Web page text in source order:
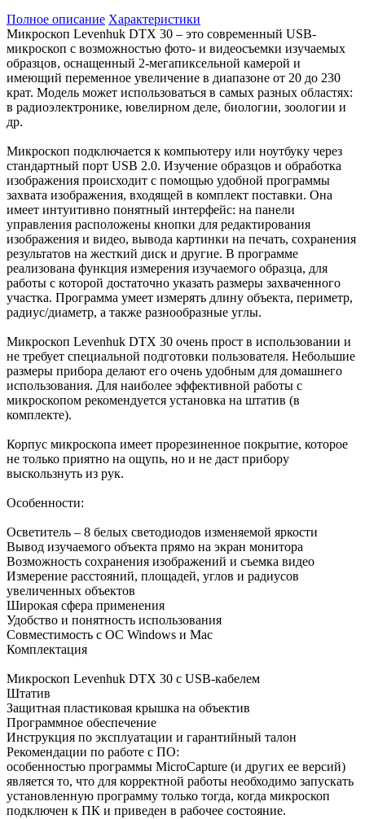
Полное описание Характеристики
Микроскоп Levenhuk DTX 30 – это современный USB-
микроскоп с возможностью фото- и видеосъемки изучаемых
образцов, оснащенный 2-мегапиксельной камерой и
имеющий переменное увеличение в диапазоне от 20 до 230
крат. Модель может использоваться в самых разных областях:
в радиоэлектронике, ювелирном деле, биологии, зоологии и
др.
Микроскоп подключается к компьютеру или ноутбуку через
стандартный порт USB 2.0. Изучение образцов и обработка
изображения происходит с помощью удобной программы
захвата изображения, входящей в комплект поставки. Она
имеет интуитивно понятный интерфейс: на панели
управления расположены кнопки для редактирования
изображения и видео, вывода картинки на печать, сохранения
результатов на жесткий диск и другие. В программе
реализована функция измерения изучаемого образца, для
работы с которой достаточно указать размеры захваченного
участка. Программа умеет измерять длину объекта, периметр,
радиус/диаметр, а также разнообразные углы.
Микроскоп Levenhuk DTX 30 очень прост в использовании и
не требует специальной подготовки пользователя. Небольшие
размеры прибора делают его очень удобным для домашнего
использования. Для наиболее эффективной работы с
микроскопом рекомендуется установка на штатив (в
комплекте).
Корпус микроскопа имеет прорезиненное покрытие, которое
не только приятно на ощупь, но и не даст прибору
выскользнуть из рук.
Особенности:
Осветитель – 8 белых светодиодов изменяемой яркости
Вывод изучаемого объекта прямо на экран монитора
Возможность сохранения изображений и съемка видео
Измерение расстояний, площадей, углов и радиусов
увеличенных объектов
Широкая сфера применения
Удобство и понятность использования
Совместимость с ОС Windows и Mac
Комплектация
Микроскоп Levenhuk DTX 30 с USB-кабелем
Штатив
Защитная пластиковая крышка на объектив
Программное обеспечение
Инструкция по эксплуатации и гарантийный талон
Рекомендации по работе с ПО:
особенностью программы MicroCapture (и других ее версий)
является то, что для корректной работы необходимо запускать
установленную программу только тогда, когда микроскоп
подключен к ПК и приведен в рабочее состояние.